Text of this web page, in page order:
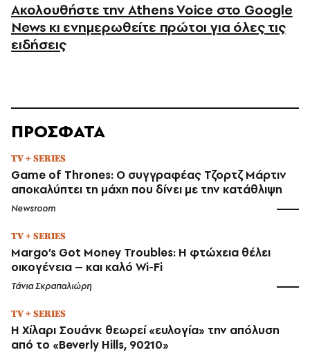
Ακολουθήστε την Athens Voice στο Google
News κι ενημερωθείτε πρώτοι για όλες τις
ειδήσεις
ΠΡΟΣΦΑΤΑ
TV + SERIES
Game of Thrones: Ο συγγραφέας Τζορτζ Μάρτιν
αποκαλύπτει τη μάχη που δίνει με την κατάθλιψη
Newsroom
TV + SERIES
Margo’s Got Money Troubles: H φτώχεια θέλει
οικογένεια – και καλό Wi-Fi
Τάνια Σκραπαλιώρη
TV + SERIES
Η Χίλαρι Σουάνκ θεωρεί «ευλογία» την απόλυση
από το «Beverly Hills, 90210»